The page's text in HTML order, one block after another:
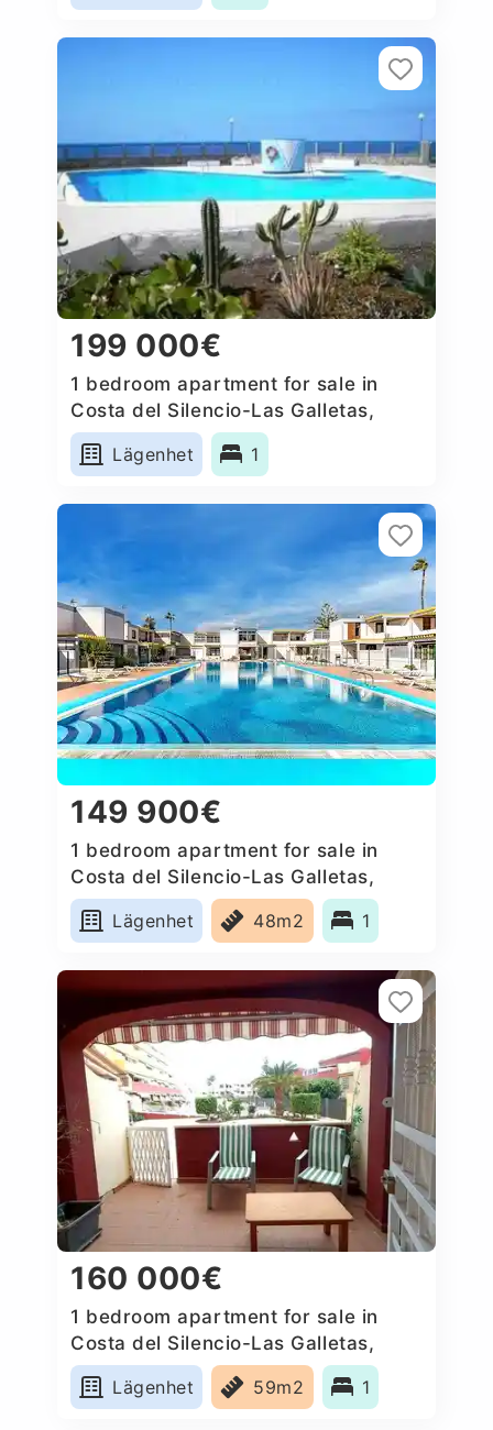
199 000€
1 bedroom apartment for sale in
Costa del Silencio-Las Galletas,
Spain
Lägenhet
1
149 900€
1 bedroom apartment for sale in
Costa del Silencio-Las Galletas,
Spain
Lägenhet
48m2 1
160 000€
1 bedroom apartment for sale in
Costa del Silencio-Las Galletas,
Spain
Lägenhet
59m2 1